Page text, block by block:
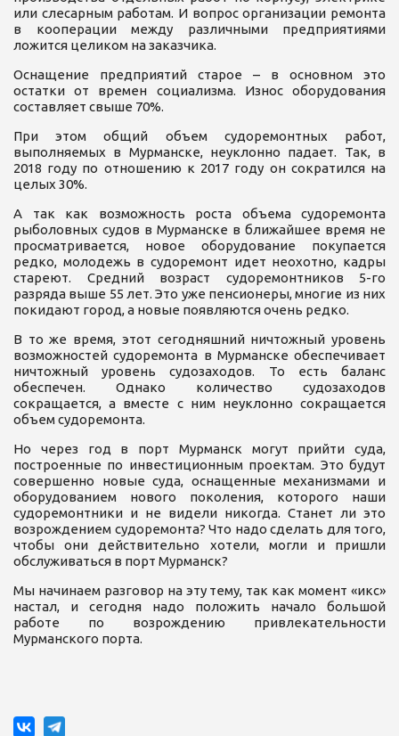
или слесарным работам. И вопрос организации ремонта
в кооперации между различными предприятиями
ложится целиком на заказчика.
Оснащение предприятий старое – в основном это
остатки от времен социализма. Износ оборудования
составляет свыше 70%.
При этом общий объем судоремонтных работ,
выполняемых в Мурманске, неуклонно падает. Так, в
2018 году по отношению к 2017 году он сократился на
целых 30%.
А так как возможность роста объема судоремонта
рыболовных судов в Мурманске в ближайшее время не
просматривается, новое оборудование покупается
редко, молодежь в судоремонт идет неохотно, кадры
стареют. Средний возраст судоремонтников 5-го
разряда выше 55 лет. Это уже пенсионеры, многие из них
покидают город, а новые появляются очень редко.
В то же время, этот сегодняшний ничтожный уровень
возможностей судоремонта в Мурманске обеспечивает
ничтожный уровень судозаходов. То есть баланс
обеспечен. Однако количество судозаходов
сокращается, а вместе с ним неуклонно сокращается
объем судоремонта.
Но через год в порт Мурманск могут прийти суда,
построенные по инвестиционным проектам. Это будут
совершенно новые суда, оснащенные механизмами и
оборудованием нового поколения, которого наши
судоремонтники и не видели никогда. Станет ли это
возрождением судоремонта? Что надо сделать для того,
чтобы они действительно хотели, могли и пришли
обслуживаться в порт Мурманск?
Мы начинаем разговор на эту тему, так как момент «икс»
настал, и сегодня надо положить начало большой
работе по возрождению привлекательности
Мурманского порта.